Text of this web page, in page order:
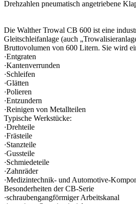
Drehzahlen pneumatisch angetriebene
Die Walther Trowal CB 600 ist eine
Gleitschleifanlage (auch
Bruttovolumen von 600 Litern. Sie wird
·Entgraten
·Kantenverrunden
·Schleifen
·Glätten
·Polieren
·Entzundern
·Reinigen von Metallteilen
Typische Werkstücke:
·Drehteile
·Frästeile
·Stanzteile
·Gussteile
·Schmiedeteile
·Zahnräder
·Medizintechnik- und Automotive-
Besonderheiten der CB-Serie
·schraubengangförmiger Arbeitskanal